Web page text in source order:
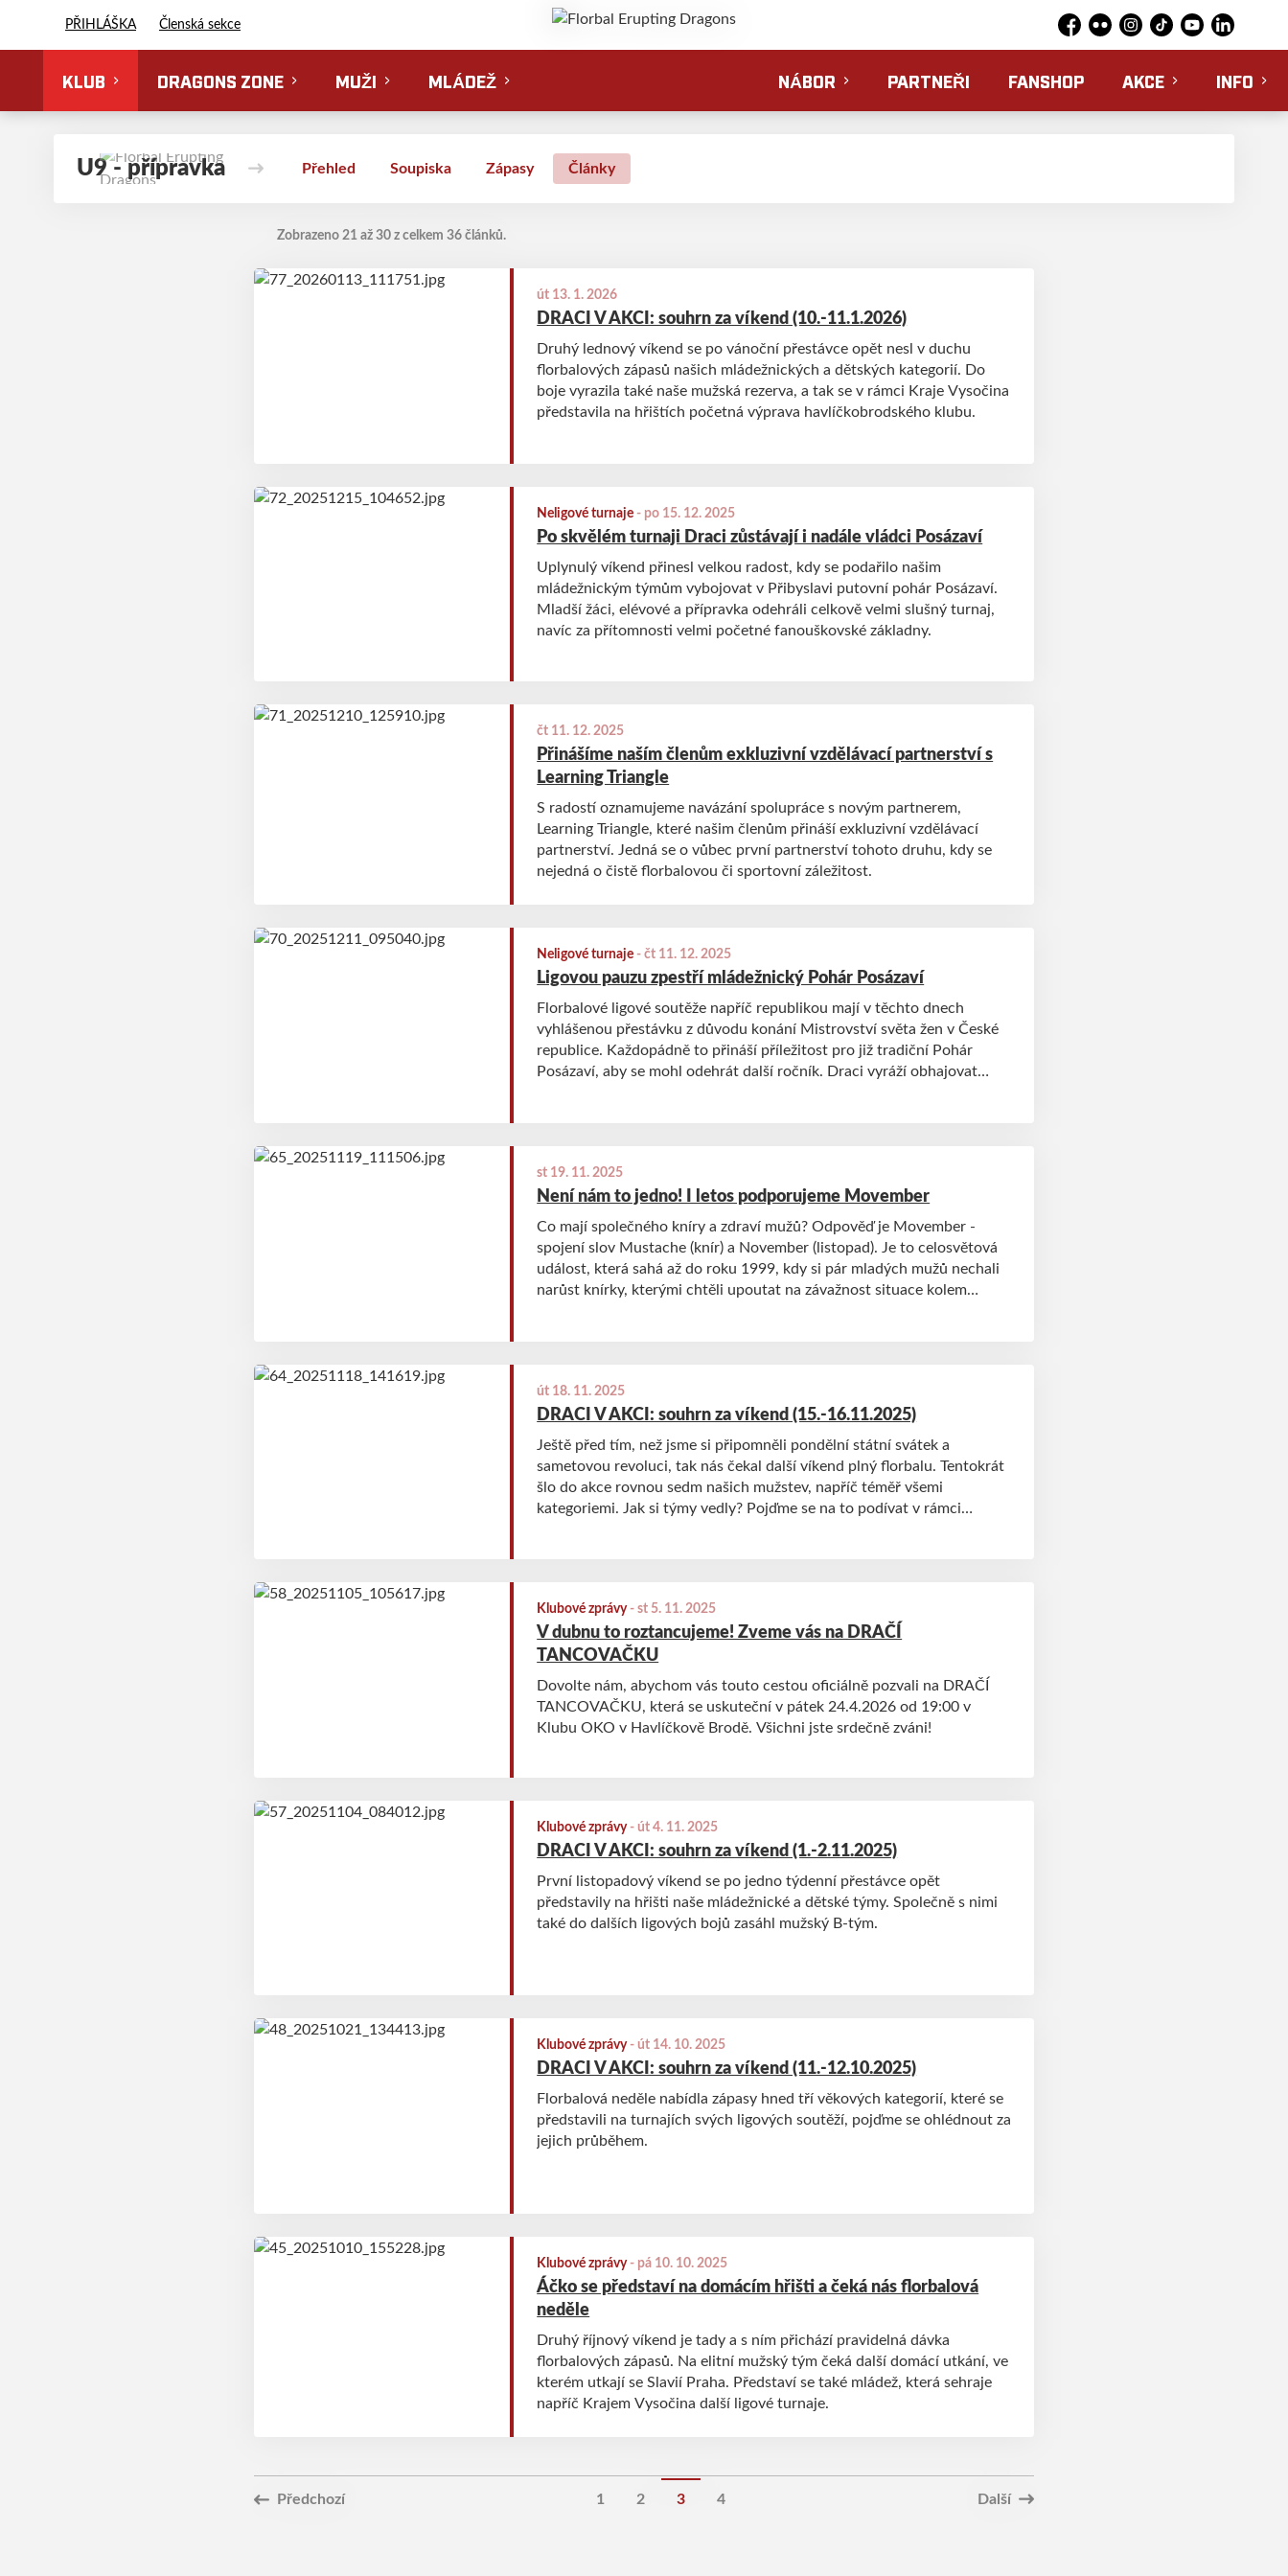
PŘIHLÁŠKA Členská sekce
Facebook
Flickr Instagram
TikTokYouTubeLinkedIn
KLUB DRAGONS ZONE MUŽI MLÁDEŽ NÁBOR PARTNEŘI FANSHOP AKCE INFO
U9 - přípravka Přehled Soupiska Zápasy Články
Zobrazeno 21 až 30 z celkem 36 článků.
út 13. 1. 2026
DRACI V AKCI: souhrn za víkend (10.-11.1.2026)
Druhý lednový víkend se po vánoční přestávce opět nesl v duchu
florbalových zápasů našich mládežnických a dětských kategorií. Do
boje vyrazila také naše mužská rezerva, a tak se v rámci Kraje Vysočina
představila na hřištích početná výprava havlíčkobrodského klubu.
Neligové turnaje - po 15. 12. 2025
Po skvělém turnaji Draci zůstávají i nadále vládci Posázaví
Uplynulý víkend přinesl velkou radost, kdy se podařilo našim
mládežnickým týmům vybojovat v Přibyslavi putovní pohár Posázaví.
Mladší žáci, elévové a přípravka odehráli celkově velmi slušný turnaj,
navíc za přítomnosti velmi početné fanouškovské základny.
čt 11. 12. 2025
Přinášíme naším členům exkluzivní vzdělávací partnerství s
Learning Triangle
S radostí oznamujeme navázání spolupráce s novým partnerem,
Learning Triangle, které našim členům přináší exkluzivní vzdělávací
partnerství. Jedná se o vůbec první partnerství tohoto druhu, kdy se
nejedná o čistě florbalovou či sportovní záležitost.
Neligové turnaje -čt 11. 12. 2025
Ligovou pauzu zpestří mládežnický Pohár Posázaví
Florbalové ligové soutěže napříč republikou mají v těchto dnech
vyhlášenou přestávku z důvodu konání Mistrovství světa žen v České
republice. Každopádně to přináší příležitost pro již tradiční Pohár
Posázaví, aby se mohl odehrát další ročník. Draci vyráží obhajovat
st 19. 11. 2025
Není nám to jedno! I letos podporujeme Movember
Co mají společného kníry a zdraví mužů? Odpověď je Movember -
spojení slov Mustache (knír) a November (listopad). Je to celosvětová
událost, která sahá až do roku 1999, kdy si pár mladých mužů nechali
narůst knírky, kterými chtěli upoutat na závažnost situace kolem
kampaně Movember!
út 18. 11. 2025
DRACI V AKCI: souhrn za víkend (15.-16.11.2025)
Ještě před tím, než jsme si připomněli pondělní státní svátek a
sametovou revoluci, tak nás čekal další víkend plný florbalu. Tentokrát
šlo do akce rovnou sedm našich mužstev, napříč téměř všemi
kategoriemi. Jak si týmy vedly? Pojďme se na to podívat v rámci
Klubové zprávy-st 5. 11. 2025
V dubnu to roztancujeme! Zveme vás na DRAČÍ
TANCOVAČKU
Dovolte nám, abychom vás touto cestou oficiálně pozvali na DRAČÍ
TANCOVAČKU, která se uskuteční v pátek 24.4.2026 od 19:00 v
Klubu OKO v Havlíčkově Brodě. Všichni jste srdečně zváni!
Klubové zprávy-út 4. 11. 2025
DRACI V AKCI: souhrn za víkend (1.-2.11.2025)
První listopadový víkend se po jedno týdenní přestávce opět
představily na hřišti naše mládežnické a dětské týmy. Společně s nimi
také do dalších ligových bojů zasáhl mužský B-tým.
Klubové zprávy-út 14. 10. 2025
DRACI V AKCI: souhrn za víkend (11.-12.10.2025)
Florbalová neděle nabídla zápasy hned tří věkových kategorií, které se
představili na turnajích svých ligových soutěží, pojďme se ohlédnout za
jejich průběhem.
Klubové zprávy- pá 10. 10. 2025
Áčko se představí na domácím hřišti a čeká nás florbalová
neděle
Druhý říjnový víkend je tady a s ním přichází pravidelná dávka
florbalových zápasů. Na elitní mužský tým čeká další domácí utkání, ve
kterém utkají se Slavií Praha. Představí se také mládež, která sehraje
napříč Krajem Vysočina další ligové turnaje.
Předchozí 1 2 3 4 Další